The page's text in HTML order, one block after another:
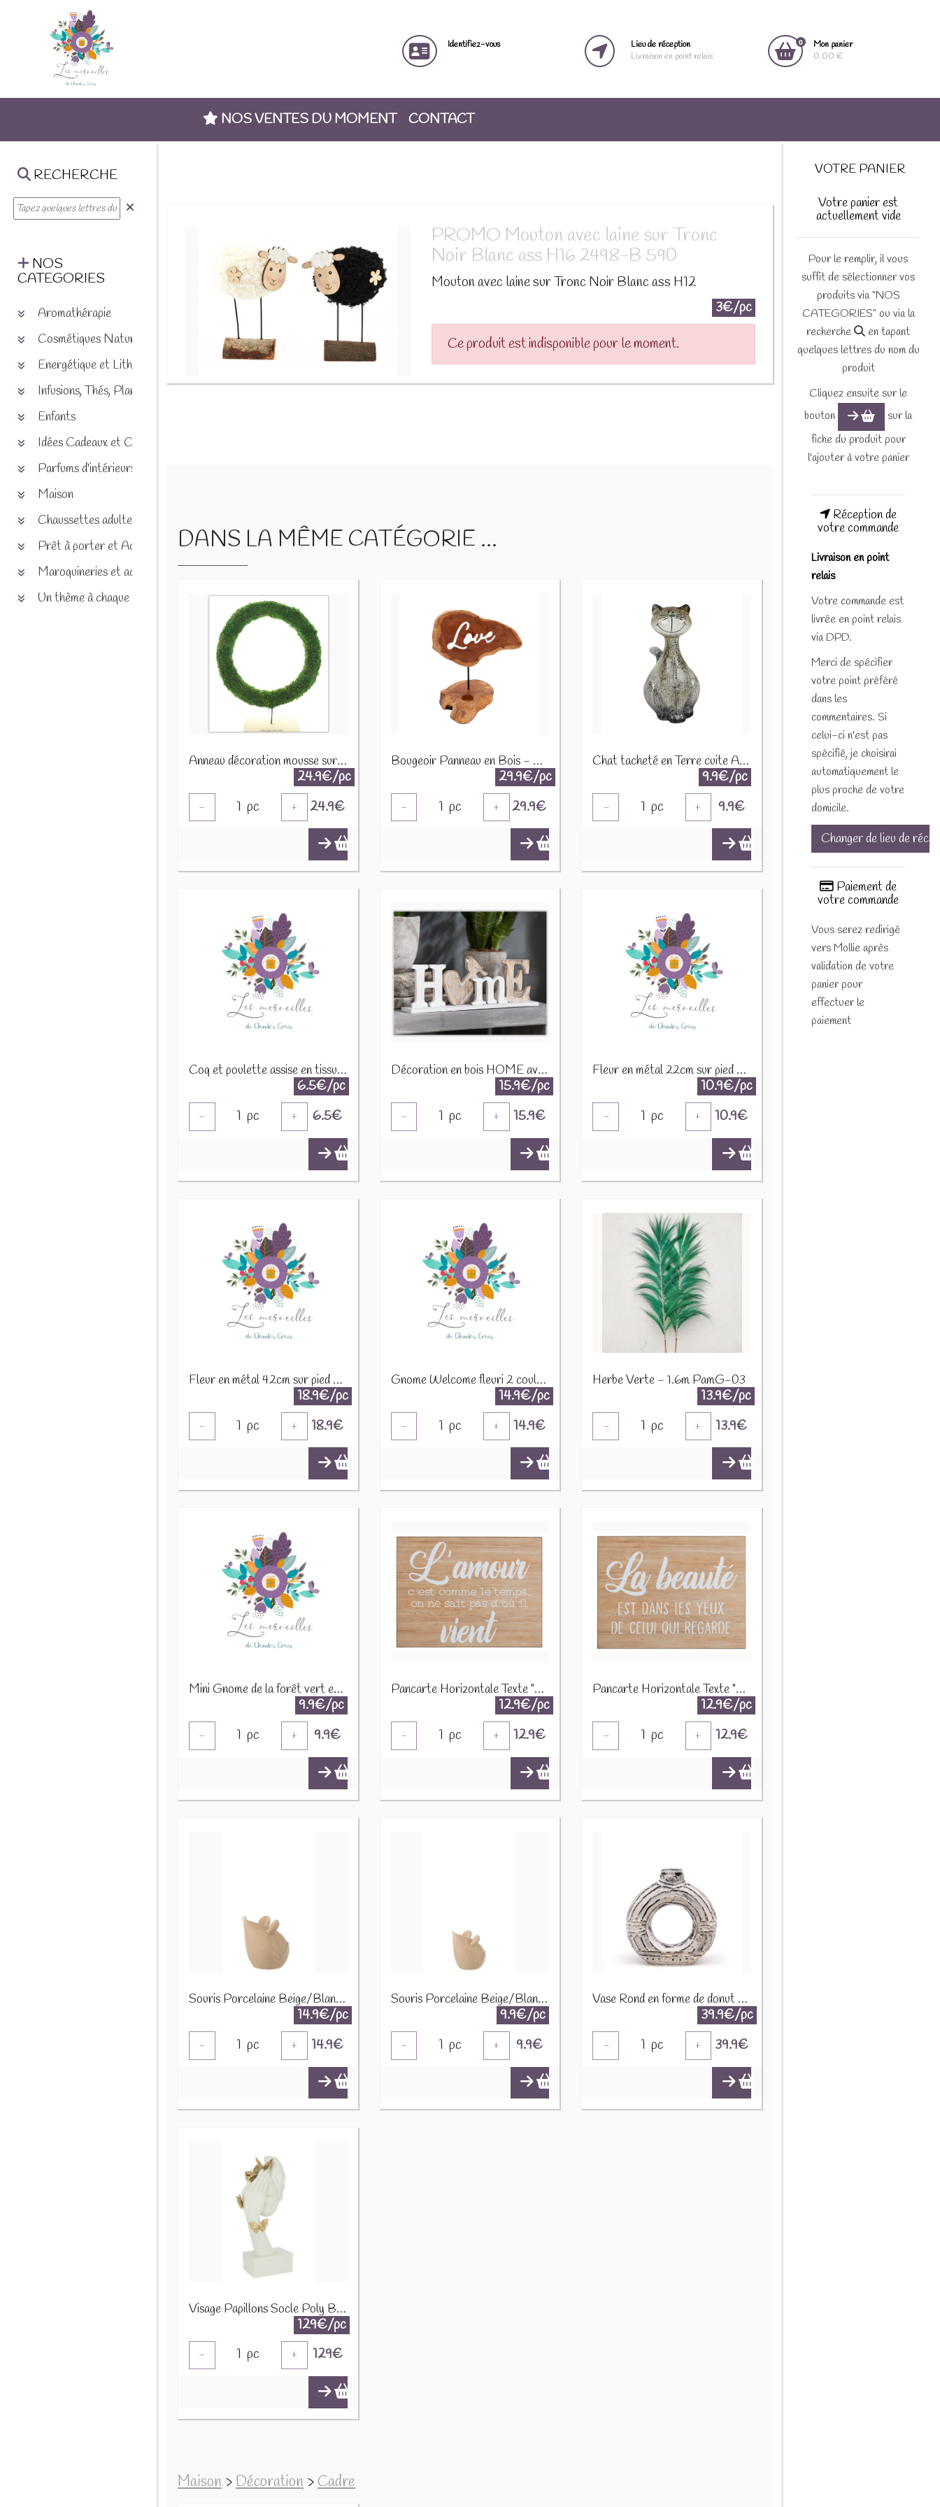
Identifiez-vous
Lieu de réception
Livraison en point relais
0
Mon panier
0.00 €
NOS VENTES DU MOMENT CONTACT
RECHERCHE
NOS
CATEGORIES
Aromathérapie
Cosmétiques Naturels
Energétique et Lithothérapie
Infusions, Thés, Plantes et produits naturels
Enfants
Idées Cadeaux et Chèques
Parfums d'intérieurs
Maison
Chaussettes adultes et enfants
Prêt à porter et Accessoires
Maroquineries et accessoires
Un thème à chaque saison
PROMO Mouton avec laine sur Tronc
Noir Blanc ass H16 2498-B 590
Mouton avec laine sur Tronc Noir Blanc ass H12
3€/pc
Ce produit est indisponible pour le moment.
DANS LA MÊME CATÉGORIE ...
Anneau décoration mousse sur pied 511044
24.9€/pc
- 1 pc + 24.9€
Bougeoir Panneau en Bois - Amour Love CHS-02
29.9€/pc
- 1 pc + 29.9€
Chat tacheté en Terre cuite A220884
9.9€/pc
- 1 pc + 9.9€
Coq et poulette assise en tissu 45041 ass
6.5€/pc
- 1 pc + 6.5€
Décoration en bois HOME avec coeur et oiseau 770304
15.9€/pc
- 1 pc + 15.9€
Fleur en métal 22cm sur pied en bois 45886
10.9€/pc
- 1 pc + 10.9€
Fleur en métal 42cm sur pied en bois 45561
18.9€/pc
- 1 pc + 18.9€
Gnome Welcome fleuri 2 couleurs 15cm 45352
14.9€/pc
- 1 pc + 14.9€
Herbe Verte - 1.6m PamG-03
13.9€/pc
- 1 pc + 13.9€
Mini Gnome de la forêt vert et brun 225898
9.9€/pc
- 1 pc + 9.9€
Pancarte Horizontale Texte "Amour" 37118
12.9€/pc
- 1 pc + 12.9€
Pancarte Horizontale Texte "Beauté" 37118
12.9€/pc
- 1 pc + 12.9€
Souris Porcelaine Beige/Blanc Large 11875
14.9€/pc
- 1 pc + 14.9€
Souris Porcelaine Beige/Blanc Small 11874
9.9€/pc
- 1 pc + 9.9€
Vase Rond en forme de donut - 30cm - Crème BCV-10
39.9€/pc
- 1 pc + 39.9€
Visage Papillons Socle Poly Blanc/Or 35096
129€/pc
- 1 pc + 129€
Maison >Décoration >Cadre
VOTRE PANIER
Votre panier est
actuellement vide
Pour le remplir, il vous
suffit de sélectionner vos
produits via "NOS
CATEGORIES" ou via la
recherche
en tapant
quelques lettres du nom du
produit
Cliquez ensuite sur le
bouton
sur la
fiche du produit pour
l'ajouter à votre panier
Réception de
votre commande
Livraison en point
relais
Votre commande est
livrée en point relais
via DPD.
Merci de spécifier
votre point préféré
dans les
commentaires. Si
celui-ci n'est pas
spécifié, je choisirai
automatiquement le
plus proche de votre
domicile.
Changer de lieu de
Paiement de
votre commande
Vous serez redirigé
vers Mollie après
validation de votre
panier pour
effectuer le
paiement